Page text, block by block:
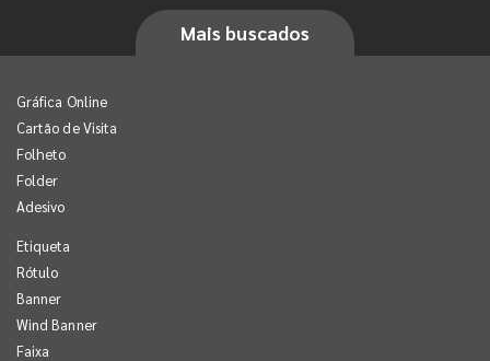
Mais buscados
Gráfica Online
Cartão de Visita
Folheto
Folder
Adesivo
Etiqueta
Rótulo
Banner
Wind Banner
Faixa